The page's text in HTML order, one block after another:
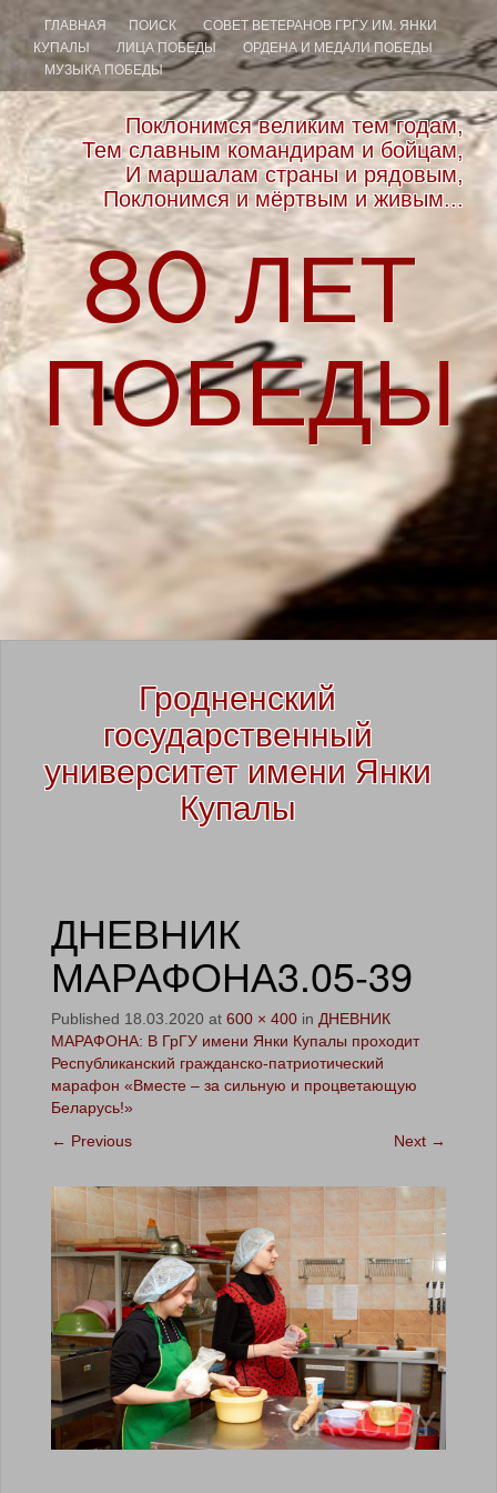
ГЛАВНАЯ ПОИСК
СОВЕТ ВЕТЕРАНОВ ГРГУ ИМ. ЯНКИ
КУПАЛЫ
ЛИЦА ПОБЕДЫ
ОРДЕНА И МЕДАЛИ ПОБЕДЫ
МУЗЫКА ПОБЕДЫ
Поклонимся великим тем годам,
Тем славным командирам и бойцам,
И маршалам страны и рядовым,
Поклонимся и мёртвым и живым...
80ЛЕТ
ПОБЕДЫ
Гродненский
государственный
университет имени Янки
Купалы
ДНЕВНИК
МАРАФОНА3.05-39
Published 18.03.2020 at 600 × 400 in ДНЕВНИК
МАРАФОНА: В ГрГУ имени Янки Купалы проходит
Республиканский гражданско-патриотический
марафон «Вместе – за сильную и процветающую
Беларусь!»
← Previous Next →